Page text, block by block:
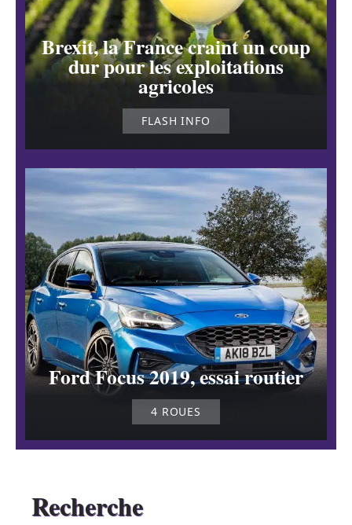
Brexit, la France craint un coup
dur pour les exploitations
agricoles
FLASH INFO
Ford Focus 2019, essai routier
4 ROUES
Recherche